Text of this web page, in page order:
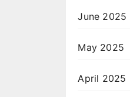
June 2025
May 2025
April 2025